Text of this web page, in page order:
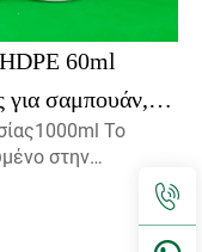
60ml
για σαμπουάν,
ή αντλία
Το
στην